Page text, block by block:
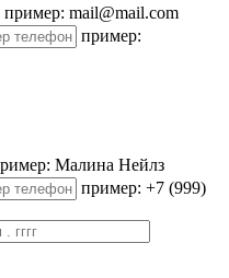
пример: mail@mail.com
пример:
Малина Нейлз
пример: +7 (999)